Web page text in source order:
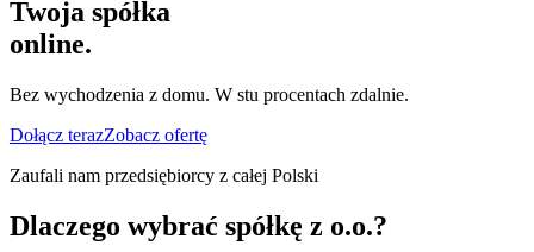
Twoja spółka
online.
Bez wychodzenia z domu. W stu procentach zdalnie.
Dołącz terazZobacz ofertę
Zaufali nam przedsiębiorcy z całej Polski
Dlaczego wybrać spółkę z o.o.?